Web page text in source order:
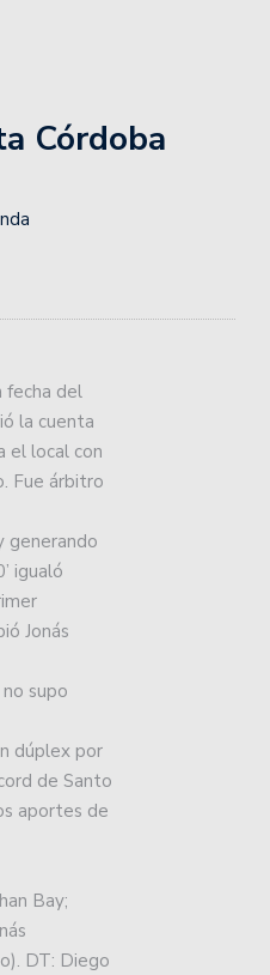
Córdoba
fecha del
la cuenta
el local con
Fue árbitro
generando
igualó
Jonás
supo
dúplex por
de Santo
aportes de
Bay;
DT: Diego